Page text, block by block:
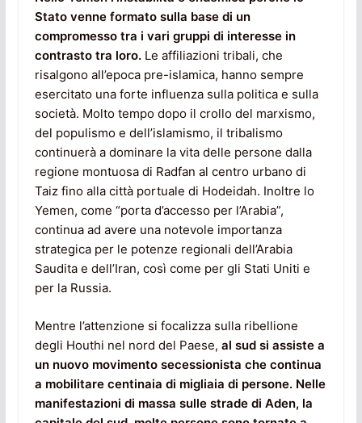
Stato venne formato sulla base di un
compromesso tra i vari gruppi di interesse in
contrasto tra loro.Le affiliazioni tribali, che
risalgono all’epoca pre-islamica, hanno sempre
esercitato una forte influenza sulla politica e sulla
società. Molto tempo dopo il crollo del marxismo,
del populismo e dell’islamismo, il tribalismo
continuerà a dominare la vita delle persone dalla
regione montuosa di Radfan al centro urbano di
Taiz fino alla città portuale di Hodeidah. Inoltre lo
Yemen, come “porta d’accesso per l’Arabia”,
continua ad avere una notevole importanza
strategica per le potenze regionali dell’Arabia
Saudita e dell’Iran, così come per gli Stati Uniti e
per la Russia.
Mentre l’attenzione si focalizza sulla ribellione
degli Houthi nel nord del Paese, al sud si assiste a
un nuovo movimento secessionista che continua
a mobilitare centinaia di migliaia di persone. Nelle
manifestazioni di massa sulle strade di Aden, la